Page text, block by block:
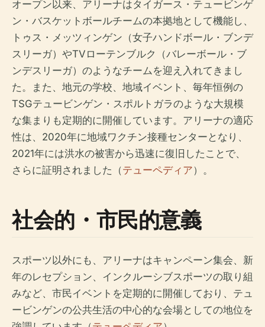
オープン以来、アリーナはタイガース・テュービンゲ
ン・バスケットボールチームの本拠地として機能し、
トゥス・メッツィンゲン（女子ハンドボール・ブンデ
スリーガ）やTVローテンブルク（バレーボール・ブ
ンデスリーガ）のようなチームを迎え入れてきまし
た。また、地元の学校、地域イベント、毎年恒例の
TSGテュービンゲン・スポルトガラのような大規模
な集まりも定期的に開催しています。アリーナの適応
性は、2020年に地域ワクチン接種センターとなり、
2021年には洪水の被害から迅速に復旧したことで、
さらに証明されました（テューペディア）。
社会的・市民的意義
スポーツ以外にも、アリーナはキャンペーン集会、新
年のレセプション、インクルーシブスポーツの取り組
みなど、市民イベントを定期的に開催しており、テュ
ービンゲンの公共生活の中心的な会場としての地位を